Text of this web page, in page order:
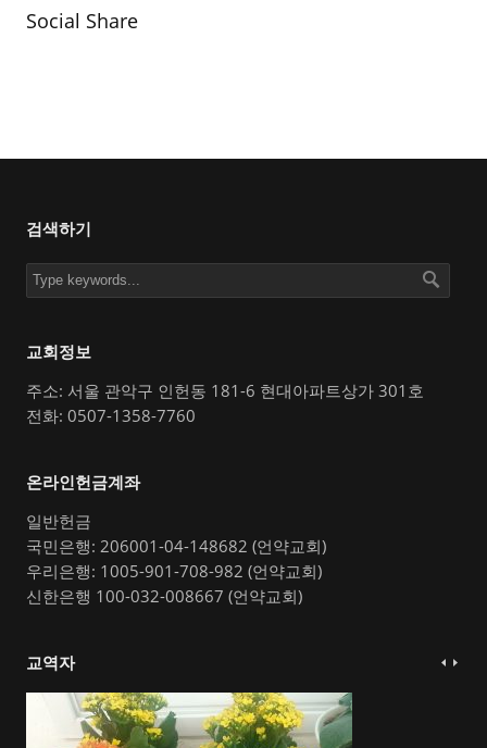
Social Share
검색하기
교회정보
주소: 서울 관악구 인헌동 181-6 현대아파트상가 301호
전화: 0507-1358-7760
온라인헌금계좌
일반헌금
국민은행: 206001-04-148682 (언약교회)
우리은행: 1005-901-708-982 (언약교회)
신한은행 100-032-008667 (언약교회)
교역자